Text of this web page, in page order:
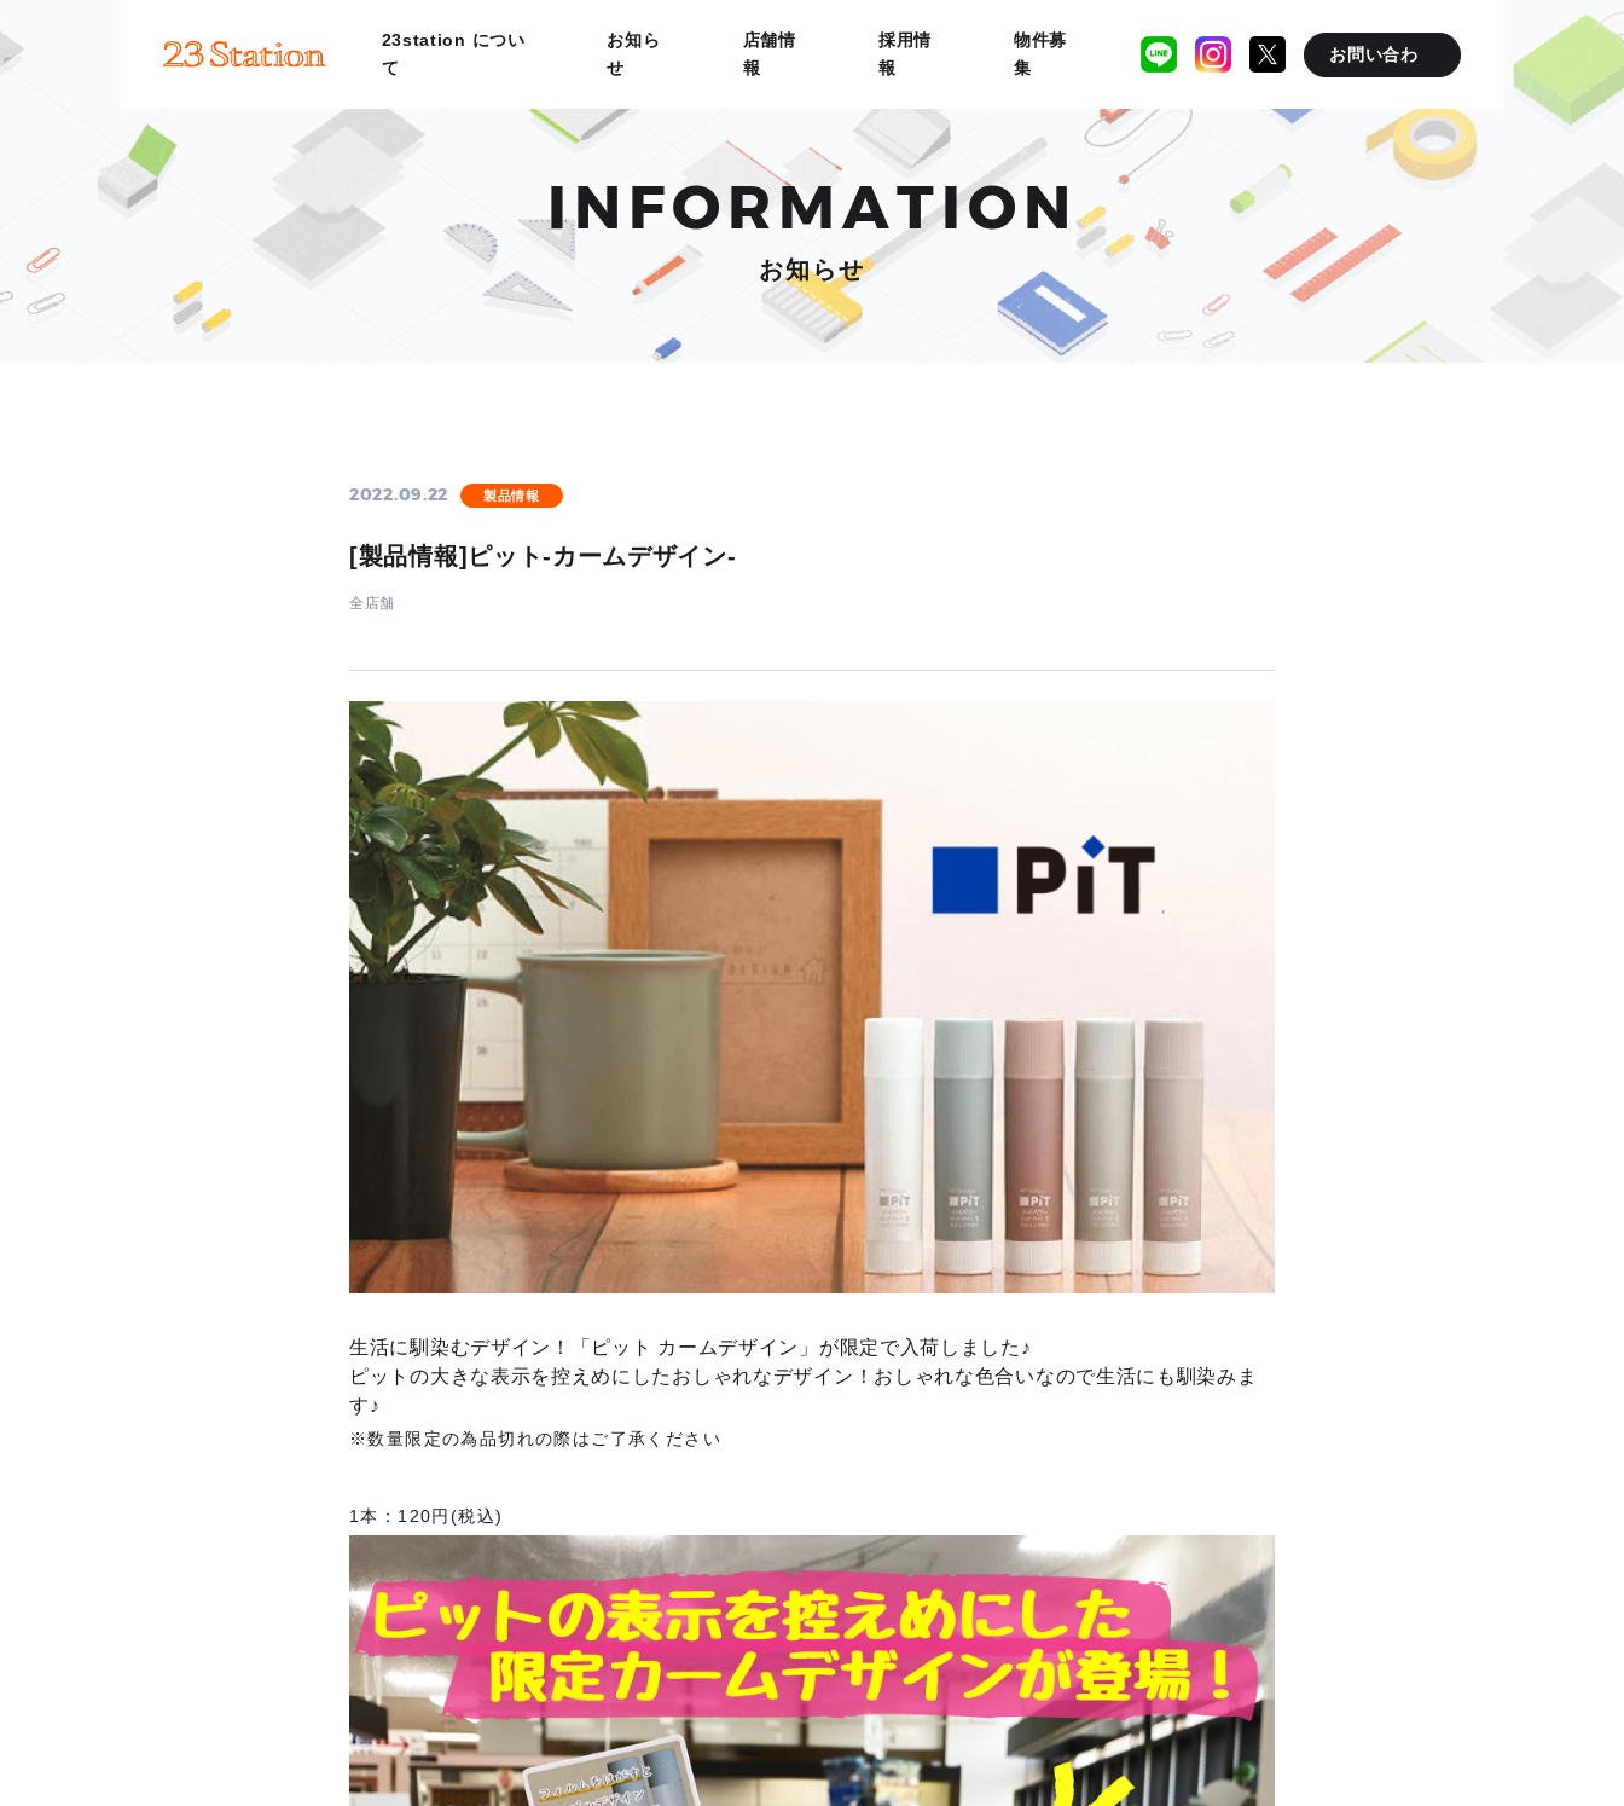
23station につい
て
お知ら
せ
店舗情
報
採用情
報
物件募
集
お問い合わ
INFORMATION
お知らせ
2022.09.22 製品情報
[製品情報]ピット-カームデザイン-
全店舗
生活に馴染むデザイン！「ピット カームデザイン」が限定で入荷しました♪
ピットの大きな表示を控えめにしたおしゃれなデザイン！おしゃれな色合いなので生活にも馴染みま
す♪
※数量限定の為品切れの際はご了承ください
1本：120円(税込)